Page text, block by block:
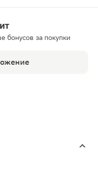
бонусов за покупки